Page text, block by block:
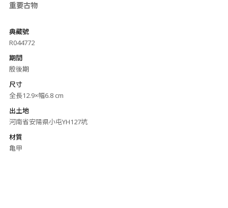
重要古物
典藏號
R044772
期間
殷後期
尺寸
全長12.9×幅6.8 cm
出土地
河南省安陽県小屯YH127坑
材質
亀甲